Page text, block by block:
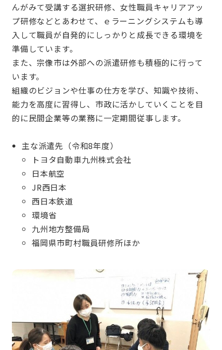
んがみて受講する選択研修、女性職員キャリアアッ
プ研修などとあわせて、ｅラーニングシステムも導
入して職員が自発的にしっかりと成長できる環境を
準備しています。
また、宗像市は外部への派遣研修も積極的に行って
います。
組織のビジョンや仕事の仕方を学び、知識や技術、
能力を高度に習得し、市政に活かしていくことを目
的に民間企業等の業務に一定期間従事します。
主な派遣先（令和8年度）
トヨタ自動車九州株式会社
日本航空
JR西日本
西日本鉄道
環境省
九州地方整備局
福岡県市町村職員研修所ほか